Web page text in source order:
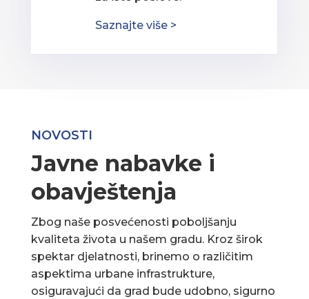
Saznajte više >
NOVOSTI
Javne nabavke i
obavještenja
Zbog naše posvećenosti poboljšanju
kvaliteta života u našem gradu. Kroz širok
spektar djelatnosti, brinemo o različitim
aspektima urbane infrastrukture,
osiguravajući da grad bude udobno, sigurno